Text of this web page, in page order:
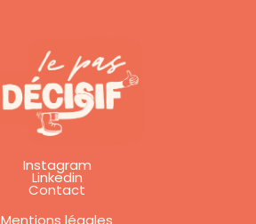
Instagram
Linkedin
Contact
Mentions légales